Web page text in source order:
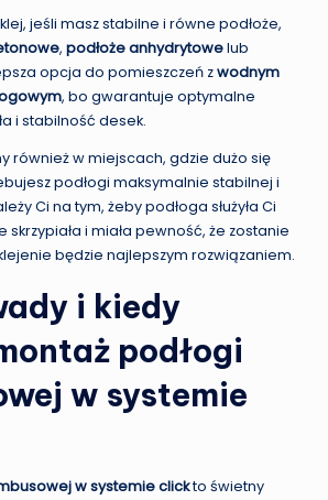
jeśli masz stabilne i równe podłoże,
, podłoże anhydrytowelub
opcja do pomieszczeń zwodnym
, bo gwarantuje optymalne
i stabilność desek.
również w miejscach, gdzie dużo się
podłogi maksymalnie stabilnej i
Ci na tym, żeby podłoga służyła Ci
skrzypiała i miała pewność, że zostanie
będzie najlepszym rozwiązaniem.
i kiedy
podłogi
w systemie
w systemie clickto świetny